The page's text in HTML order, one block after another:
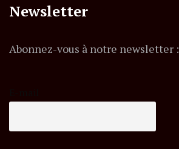
Newsletter
Abonnez-vous à notre newsletter :